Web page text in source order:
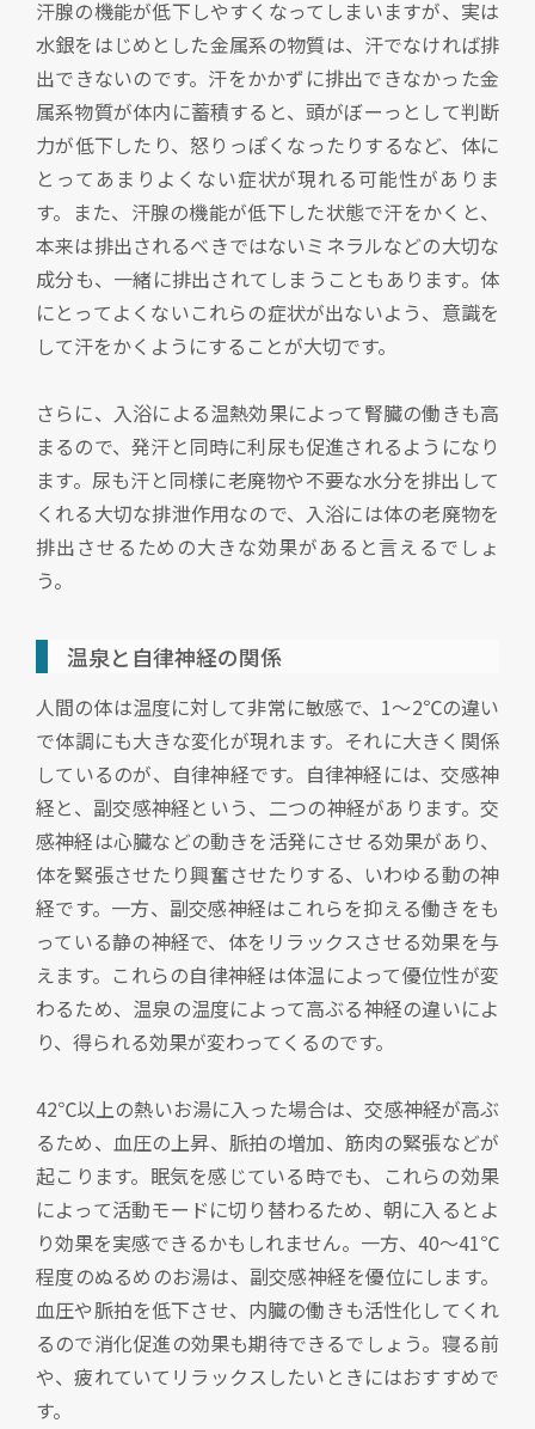
汗腺の機能が低下しやすくなってしまいますが、実は
水銀をはじめとした金属系の物質は、汗でなければ排
出できないのです。汗をかかずに排出できなかった金
属系物質が体内に蓄積すると、頭がぼーっとして判断
力が低下したり、怒りっぽくなったりするなど、体に
とってあまりよくない症状が現れる可能性がありま
す。また、汗腺の機能が低下した状態で汗をかくと、
本来は排出されるべきではないミネラルなどの大切な
成分も、一緒に排出されてしまうこともあります。体
にとってよくないこれらの症状が出ないよう、意識を
して汗をかくようにすることが大切です。
さらに、入浴による温熱効果によって腎臓の働きも高
まるので、発汗と同時に利尿も促進されるようになり
ます。尿も汗と同様に老廃物や不要な水分を排出して
くれる大切な排泄作用なので、入浴には体の老廃物を
排出させるための大きな効果があると言えるでしょ
う。
温泉と自律神経の関係
人間の体は温度に対して非常に敏感で、1～2℃の違い
で体調にも大きな変化が現れます。それに大きく関係
しているのが、自律神経です。自律神経には、交感神
経と、副交感神経という、二つの神経があります。交
感神経は心臓などの動きを活発にさせる効果があり、
体を緊張させたり興奮させたりする、いわゆる動の神
経です。一方、副交感神経はこれらを抑える働きをも
っている静の神経で、体をリラックスさせる効果を与
えます。これらの自律神経は体温によって優位性が変
わるため、温泉の温度によって高ぶる神経の違いによ
り、得られる効果が変わってくるのです。
42℃以上の熱いお湯に入った場合は、交感神経が高ぶ
るため、血圧の上昇、脈拍の増加、筋肉の緊張などが
起こります。眠気を感じている時でも、これらの効果
によって活動モードに切り替わるため、朝に入るとよ
り効果を実感できるかもしれません。一方、40～41℃
程度のぬるめのお湯は、副交感神経を優位にします。
血圧や脈拍を低下させ、内臓の働きも活性化してくれ
るので消化促進の効果も期待できるでしょう。寝る前
や、疲れていてリラックスしたいときにはおすすめで
す。